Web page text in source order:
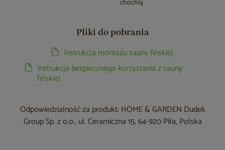
chochlą
Pliki do pobrania
Instrukcja montażu sauny fińskiej
Instrukcja bezpiecznego korzystania z sauny
fińskiej
Odpowiedzialność za produkt: HOME & GARDEN Dudek
Group Sp. z o.o., ul. Ceramiczna 15, 64-920 Piła, Polska